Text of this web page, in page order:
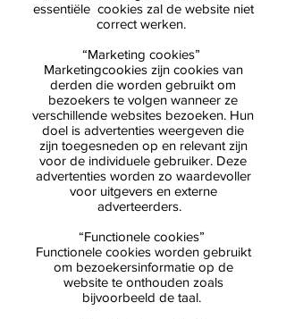
essentiële cookies zal de website niet
correct werken.
“Marketing cookies”
Marketingcookies zijn cookies van
derden die worden gebruikt om
bezoekers te volgen wanneer ze
verschillende websites bezoeken. Hun
doel is advertenties weergeven die
zijn toegesneden op en relevant zijn
voor de individuele gebruiker. Deze
advertenties worden zo waardevoller
voor uitgevers en externe
adverteerders.
“Functionele cookies”
Functionele cookies worden gebruikt
om bezoekersinformatie op de
website te onthouden zoals
bijvoorbeeld de taal.